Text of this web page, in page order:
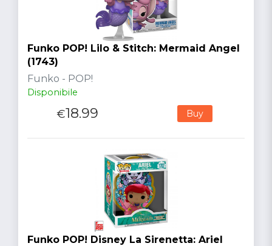
Funko POP! Lilo & Stitch: Mermaid Angel
(1743)
Funko - POP!
Disponibile
€18.99 Buy
Funko POP! Disney La Sirenetta: Ariel